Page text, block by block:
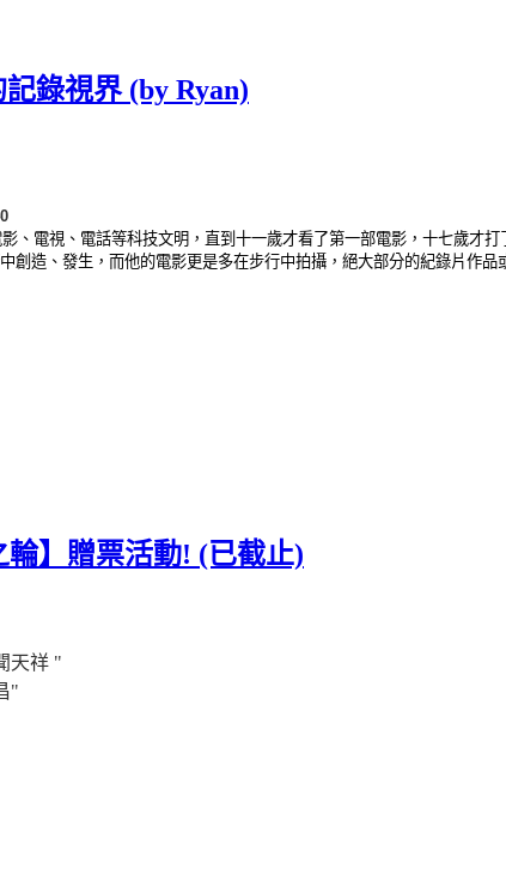
錄視界 (by Ryan)
、電視、電話等科技文明，直到十一歲才看了第一部電影，十七歲才
造、發生，而他的電影更是多在步行中拍攝，絕大部分的紀錄片作品
】贈票活動! (已截止)
天祥 "
"